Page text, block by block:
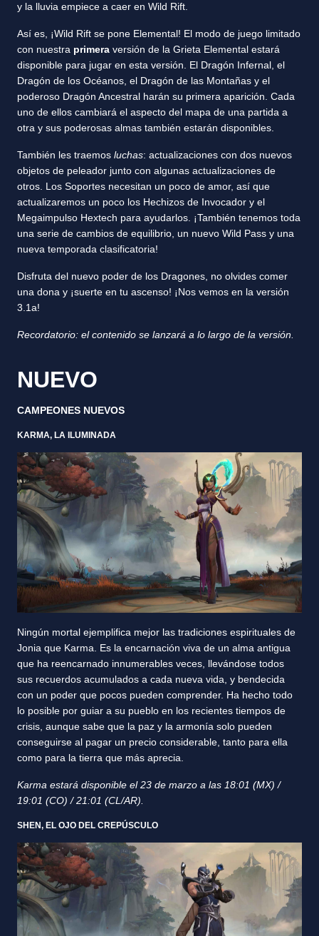
y la lluvia empiece a caer en Wild Rift.
Así es, ¡Wild Rift se pone Elemental! El modo de juego limitado
con nuestra primera versión de la Grieta Elemental estará
disponible para jugar en esta versión. El Dragón Infernal, el
Dragón de los Océanos, el Dragón de las Montañas y el
poderoso Dragón Ancestral harán su primera aparición. Cada
uno de ellos cambiará el aspecto del mapa de una partida a
otra y sus poderosas almas también estarán disponibles.
También les traemos luchas: actualizaciones con dos nuevos
objetos de peleador junto con algunas actualizaciones de
otros. Los Soportes necesitan un poco de amor, así que
actualizaremos un poco los Hechizos de Invocador y el
Megaimpulso Hextech para ayudarlos. ¡También tenemos toda
una serie de cambios de equilibrio, un nuevo Wild Pass y una
nueva temporada clasificatoria!
Disfruta del nuevo poder de los Dragones, no olvides comer
una dona y ¡suerte en tu ascenso! ¡Nos vemos en la versión
3.1a!
Recordatorio: el contenido se lanzará a lo largo de la versión.
NUEVO
CAMPEONES NUEVOS
KARMA, LA ILUMINADA
Ningún mortal ejemplifica mejor las tradiciones espirituales de
Jonia que Karma. Es la encarnación viva de un alma antigua
que ha reencarnado innumerables veces, llevándose todos
sus recuerdos acumulados a cada nueva vida, y bendecida
con un poder que pocos pueden comprender. Ha hecho todo
lo posible por guiar a su pueblo en los recientes tiempos de
crisis, aunque sabe que la paz y la armonía solo pueden
conseguirse al pagar un precio considerable, tanto para ella
como para la tierra que más aprecia.
Karma estará disponible el 23 de marzo a las 18:01 (MX) /
19:01 (CO) / 21:01 (CL/AR).
SHEN, EL OJO DEL CREPÚSCULO